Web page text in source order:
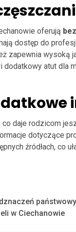
oferują
dostęp do
zapewnia wysoką
atut dla
co daje rodzicom
dotyczące
źródłach, co
w Ciechanowie